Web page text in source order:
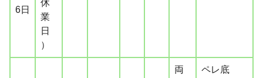
6日
休
業
日
）
両
ペレ底